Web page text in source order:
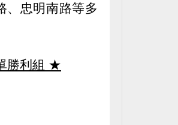
、忠明南路等多
勝利組 ★